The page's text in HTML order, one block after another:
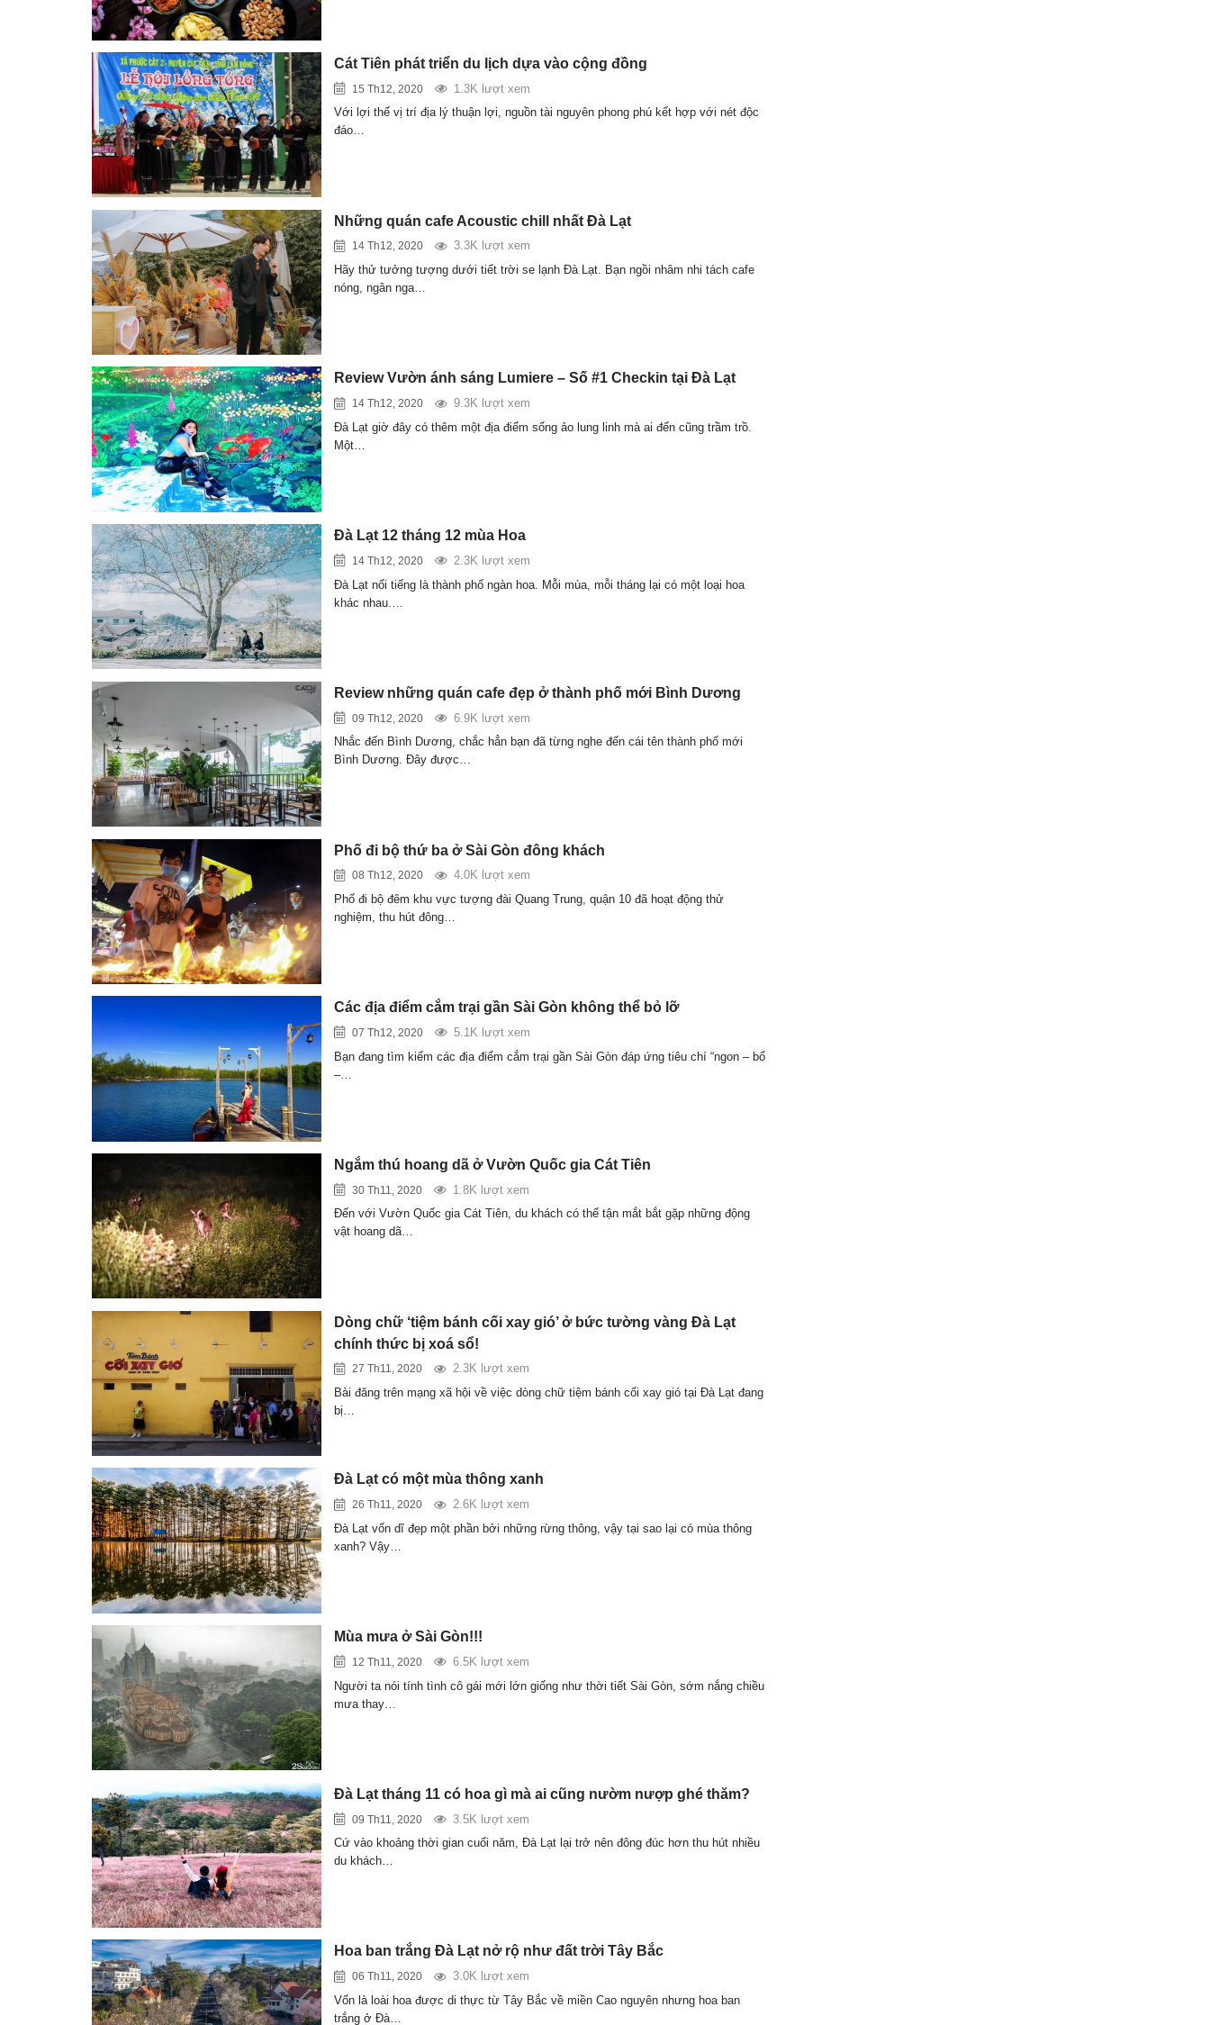
Cát Tiên phát triển du lịch dựa vào cộng đồng
15 Th12, 2020
1.3K lượt xem
Với lợi thế vị trí địa lý thuận lợi, nguồn tài nguyên phong phú kết hợp với nét độc
đáo…
Những quán cafe Acoustic chill nhất Đà Lạt
14 Th12, 2020
3.3K lượt xem
Hãy thử tưởng tượng dưới tiết trời se lạnh Đà Lạt. Bạn ngồi nhâm nhi tách cafe
nóng, ngân nga…
Review Vườn ánh sáng Lumiere – Số #1 Checkin tại Đà Lạt
14 Th12, 2020
9.3K lượt xem
Đà Lạt giờ đây có thêm một địa điểm sống ảo lung linh mà ai đến cũng trầm trồ.
Một…
Đà Lạt 12 tháng 12 mùa Hoa
14 Th12, 2020
2.3K lượt xem
Đà Lạt nổi tiếng là thành phố ngàn hoa. Mỗi mùa, mỗi tháng lại có một loại hoa
khác nhau.…
Review những quán cafe đẹp ở thành phố mới Bình Dương
09 Th12, 2020
6.9K lượt xem
Nhắc đến Bình Dương, chắc hẳn bạn đã từng nghe đến cái tên thành phố mới
Bình Dương. Đây được…
Phố đi bộ thứ ba ở Sài Gòn đông khách
08 Th12, 2020
4.0K lượt xem
Phố đi bộ đêm khu vực tượng đài Quang Trung, quận 10 đã hoạt động thử
nghiệm, thu hút đông…
Các địa điểm cắm trại gần Sài Gòn không thể bỏ lỡ
07 Th12, 2020
5.1K lượt xem
Bạn đang tìm kiếm các địa điểm cắm trại gần Sài Gòn đáp ứng tiêu chí “ngon – bổ
–…
Ngắm thú hoang dã ở Vườn Quốc gia Cát Tiên
30 Th11, 2020
1.8K lượt xem
Đến với Vườn Quốc gia Cát Tiên, du khách có thể tận mắt bắt gặp những động
vật hoang dã…
Dòng chữ ‘tiệm bánh cối xay gió’ ở bức tường vàng Đà Lạt
chính thức bị xoá sổ!
27 Th11, 2020
2.3K lượt xem
Bài đăng trên mạng xã hội về việc dòng chữ tiệm bánh cối xay gió tại Đà Lạt đang
bị…
Đà Lạt có một mùa thông xanh
26 Th11, 2020
2.6K lượt xem
Đà Lạt vốn dĩ đẹp một phần bởi những rừng thông, vậy tại sao lại có mùa thông
xanh? Vậy…
Mùa mưa ở Sài Gòn!!!
12 Th11, 2020
6.5K lượt xem
Người ta nói tính tình cô gái mới lớn giống như thời tiết Sài Gòn, sớm nắng chiều
mưa thay…
Đà Lạt tháng 11 có hoa gì mà ai cũng nườm nượp ghé thăm?
09 Th11, 2020
3.5K lượt xem
Cứ vào khoảng thời gian cuối năm, Đà Lạt lại trở nên đông đúc hơn thu hút nhiều
du khách…
Hoa ban trắng Đà Lạt nở rộ như đất trời Tây Bắc
06 Th11, 2020
3.0K lượt xem
Vốn là loài hoa được di thực từ Tây Bắc về miền Cao nguyên nhưng hoa ban
trắng ở Đà…